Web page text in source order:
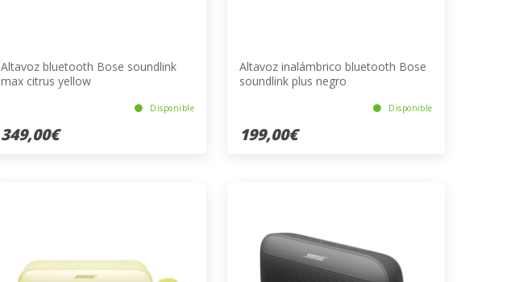
Altavoz bluetooth Bose soundlink
max citrus yellow
Disponible
349,00€
Altavoz inalámbrico bluetooth Bose
soundlink plus negro
Disponible
199,00€